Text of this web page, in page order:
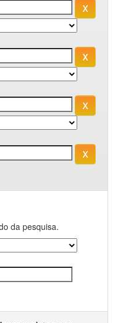
da pesquisa.